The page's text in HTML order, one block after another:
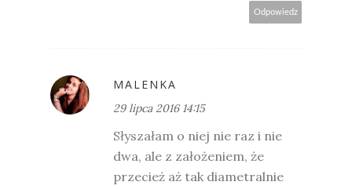
Odpowiedz
MALENKA
29 lipca 2016 14:15
Słyszałam o niej nie raz i nie
dwa, ale z założeniem, że
przecież aż tak diametralnie